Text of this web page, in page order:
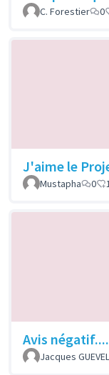
C. Forestier 0
J'aime le
Mustapha 0
Avis négatif....
Jacques GUEVEL